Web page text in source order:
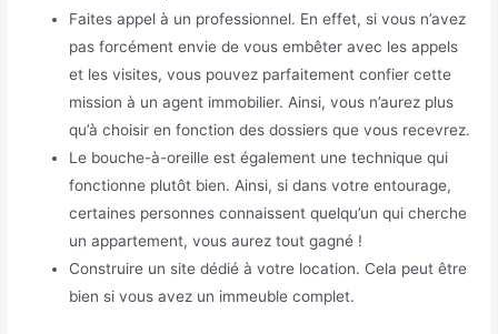
Faites appel à un professionnel. En effet, si vous n’avez
pas forcément envie de vous embêter avec les appels
et les visites, vous pouvez parfaitement confier cette
mission à un agent immobilier. Ainsi, vous n’aurez plus
qu’à choisir en fonction des dossiers que vous recevrez.
Le bouche-à-oreille est également une technique qui
fonctionne plutôt bien. Ainsi, si dans votre entourage,
certaines personnes connaissent quelqu’un qui cherche
un appartement, vous aurez tout gagné !
Construire un site dédié à votre location. Cela peut être
bien si vous avez un immeuble complet.